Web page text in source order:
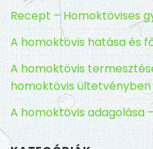
Recept – Homoktövises
A homoktövis hatása és
A homoktövis
homoktövis ültetvényben
A homoktövis adagolása